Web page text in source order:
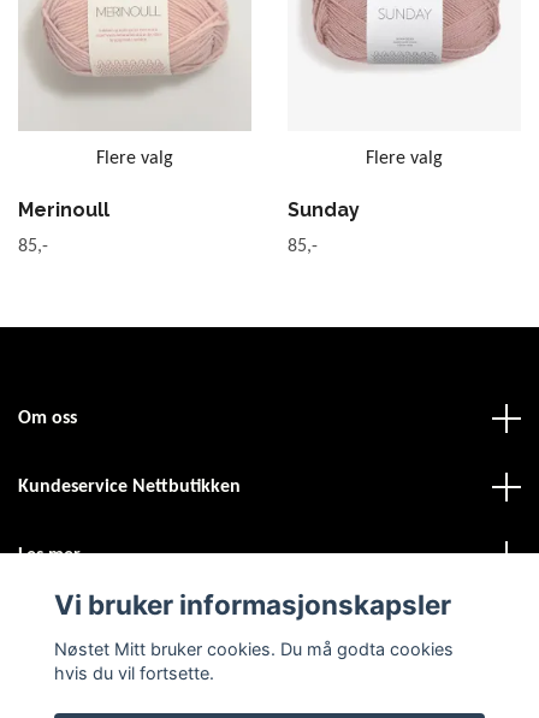
Flere valg
Merinoull
85,-
Flere valg
Sunday
85,-
Om oss
Kundeservice Nettbutikken
Les mer
Vi bruker informasjonskapsler
Nøstet Mitt bruker cookies. Du må godta cookies
hvis du vil fortsette.